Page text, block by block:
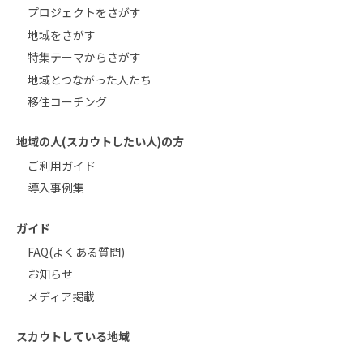
プロジェクトをさがす
地域をさがす
特集テーマからさがす
地域とつながった人たち
移住コーチング
地域の人(スカウトしたい人)の方
ご利用ガイド
導入事例集
ガイド
FAQ(よくある質問)
お知らせ
メディア掲載
スカウトしている地域